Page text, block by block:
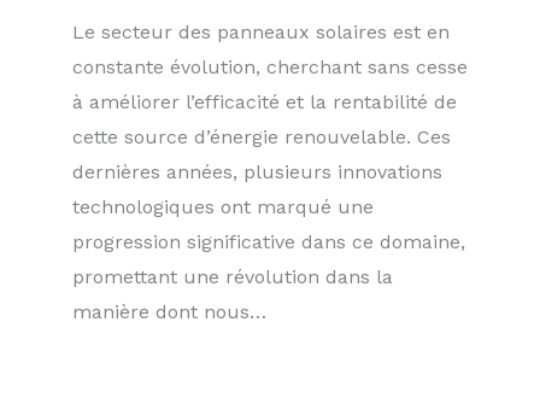
Le secteur des panneaux solaires est en
constante évolution, cherchant sans cesse
à améliorer l’efficacité et la rentabilité de
cette source d’énergie renouvelable. Ces
dernières années, plusieurs innovations
technologiques ont marqué une
progression significative dans ce domaine,
promettant une révolution dans la
manière dont nous…